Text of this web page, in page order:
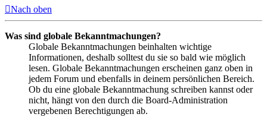
Nach oben
Was sind globale Bekanntmachungen?
Globale Bekanntmachungen beinhalten wichtige
Informationen, deshalb solltest du sie so bald wie möglich
lesen. Globale Bekanntmachungen erscheinen ganz oben in
jedem Forum und ebenfalls in deinem persönlichen Bereich.
Ob du eine globale Bekanntmachung schreiben kannst oder
nicht, hängt von den durch die Board-Administration
vergebenen Berechtigungen ab.